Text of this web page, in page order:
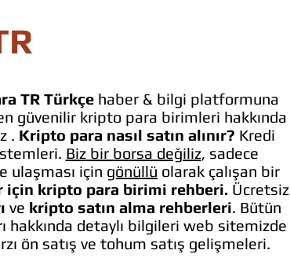
TR Türkçe haber & bilgi platformuna
güvenilir kripto para birimleri hakkında
. Kripto para nasıl satın alınır? Kredi
Biz bir borsa değiliz, sadece
ulaşması için gönüllü olarak çalışan bir
için kripto para birimi rehberi. Ücretsiz
ve kripto satın alma rehberleri. Bütün
hakkında detaylı bilgileri web sitemizde
ön satış ve tohum satış gelişmeleri.